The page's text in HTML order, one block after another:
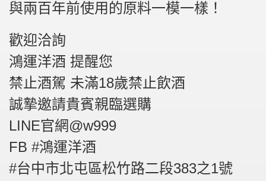
與兩百年前使用的原料一模一樣！
歡迎洽詢
鴻運洋酒 提醒您
禁止酒駕 未滿18歲禁止飲酒
誠摯邀請貴賓親臨選購
LINE官網@w999
FB #鴻運洋酒
#台中市北屯區松竹路二段383之1號